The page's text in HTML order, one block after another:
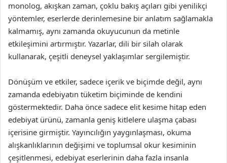
monolog, akışkan zaman, çoklu bakış açıları gibi yenilikçi
yöntemler, eserlerde derinlemesine bir anlatım sağlamakla
kalmamış, aynı zamanda okuyucunun da metinle
etkileşimini artırmıştır. Yazarlar, dili bir silah olarak
kullanarak, çeşitli deneysel yaklaşımlar sergilemiştir.
Dönüşüm ve etkiler, sadece içerik ve biçimde değil, aynı
zamanda edebiyatın tüketim biçiminde de kendini
göstermektedir. Daha önce sadece elit kesime hitap eden
edebiyat ürünü, zamanla geniş kitlelere ulaşma çabası
içerisine girmiştir. Yayıncılığın yaygınlaşması, okuma
alışkanlıklarının değişimi ve toplumsal okur kesiminin
çeşitlenmesi, edebiyat eserlerinin daha fazla insanla